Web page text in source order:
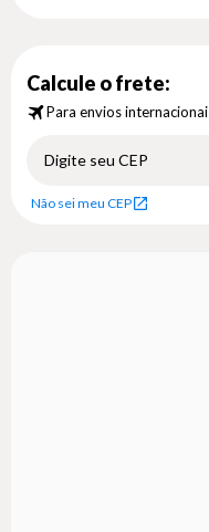
Calcule o frete:
Para envios
Não sei meu CEP